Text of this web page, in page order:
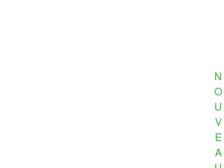
N
O
U
V
E
A